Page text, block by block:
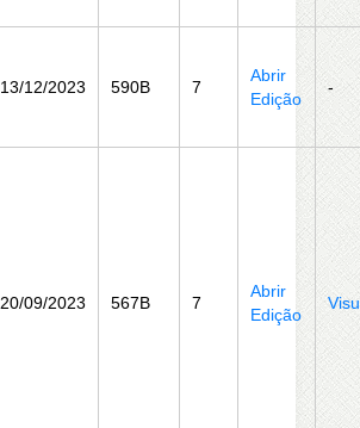
13/12/2023 590B 7
Abrir
Edição
-
20/09/2023 567B 7
Abrir
Edição